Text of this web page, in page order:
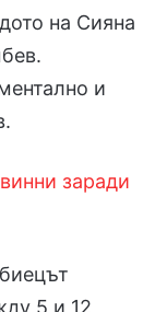
на Сияна
и
заради
5 и 12